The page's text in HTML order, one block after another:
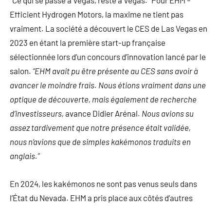
Efficient Hydrogen Motors, la maxime ne tient pas
vraiment. La société a découvert le CES de Las Vegas en
2023 en étant la première start-up française
sélectionnée lors d’un concours d’innovation lancé par le
salon. “EHM avait pu être présente au CES sans avoir à
avancer le moindre frais. Nous étions vraiment dans une
optique de découverte, mais également de recherche
d’investisseurs, avance Didier Arénal. Nous avions su
assez tardivement que notre présence était validée,
nous n’avions que de simples kakémonos traduits en
anglais.”
En 2024, les kakémonos ne sont pas venus seuls dans
l’État du Nevada. EHM a pris place aux côtés d’autres